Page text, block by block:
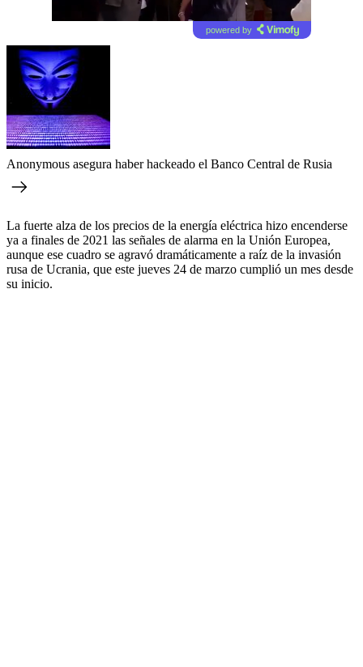
powered by
Anonymous asegura haber hackeado el Banco Central de Rusia
La fuerte alza de los precios de la energía eléctrica hizo encenderse
ya a finales de 2021 las señales de alarma en la Unión Europea,
aunque ese cuadro se agravó dramáticamente a raíz de la invasión
rusa de Ucrania, que este jueves 24 de marzo cumplió un mes desde
su inicio.